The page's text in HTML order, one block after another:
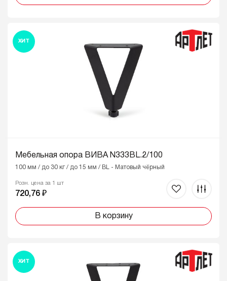
ХИТ
Мебельная опора ВИВА N333BL.2/100
100 мм / до 30 кг / до 15 мм / BL - Матовый чёрный
Розн. цена за 1 шт
720,76 ₽
В корзину
ХИТ